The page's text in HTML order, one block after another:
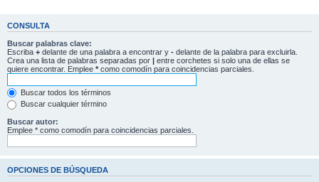
CONSULTA
Buscar palabras clave:
Escriba + delante de una palabra a encontrar y - delante de la palabra para excluirla.
Crea una lista de palabras separadas por | entre corchetes si solo una de ellas se
quiere encontrar. Emplee * como comodín para coincidencias parciales.
Buscar todos los términos
Buscar cualquier término
Buscar autor:
Emplee * como comodín para coincidencias parciales.
OPCIONES DE BÚSQUEDA